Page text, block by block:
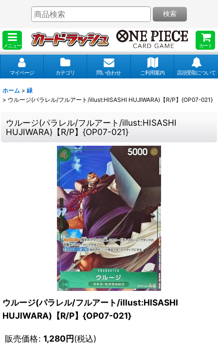
メニュー カート
検索
マイページ カテゴリ 問い合わせ ご利用案内 店頭受取について
ホーム > 緑
> ウルージ(パラレル/フルアート/illust:HISASHI HUJIWARA)【R/P】{OP07-021}
ウルージ(パラレル/フルアート/illust:HISASHI
HUJIWARA)【R/P】{OP07-021}
ウルージ(パラレル/フルアート/illust:HISASHI
HUJIWARA)【R/P】{OP07-021}
販売価格: 1,280円(税込)